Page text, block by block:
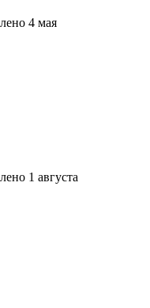
4 мая
1 августа